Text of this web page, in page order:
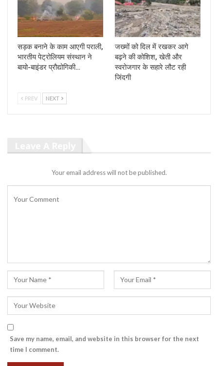
सड़क बनाने के काम आएगी पराली,
भारतीय पेट्रोलियम संस्थान ने
बायो-बाइंडर प्रौद्योगिकी…
जख्मों को दिल में रखकर आगे
बढ़ने की कोशिश, खेती और
स्वरोजगार के सहारे लौट रही
जिंदगी
PREV NEXT
Your email address will not be published.
Save my name, email, and website in this browser for the next
time I comment.